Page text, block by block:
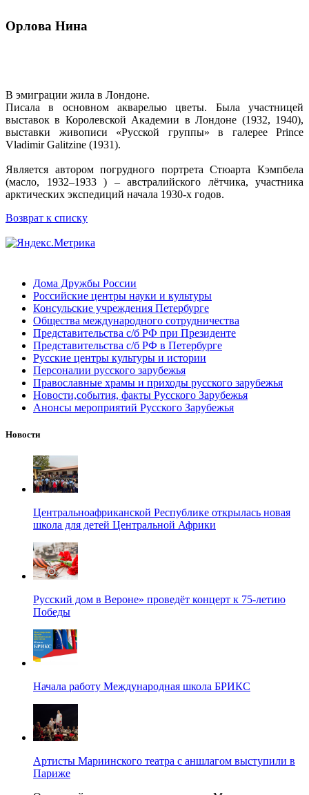
Орлова Нина
В эмиграции жила в Лондоне.
Писала в основном акварелью цветы. Была участницей
выставок в Королевской Академии в Лондоне (1932, 1940),
выставки живописи «Русской группы» в галерее Prince
Vladimir Galitzine (1931).
Является автором погрудного портрета Стюарта Кэмпбела
(масло, 1932–1933 ) – австралийского лётчика, участника
арктических экспедиций начала 1930-х годов.
Возврат к списку
Дома Дружбы России
Российские центры науки и культуры
Консульские учреждения Петербурге
Общества международного сотрудничества
Представительства с/б РФ при Президенте
Представительства с/б РФ в Петербурге
Русские центры культуры и истории
Персоналии русского зарубежья
Православные храмы и приходы русского зарубежья
Новости,события, факты Русского Зарубежья
Анонсы мероприятий Русского Зарубежья
Новости
Центральноафриканской Республике открылась новая
школа для детей Центральной Африки
Русский дом в Вероне» проведёт концерт к 75-летию
Победы
Начала работу Международная школа БРИКС
Артисты Мариинского театра с аншлагом выступили в
Париже